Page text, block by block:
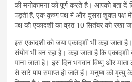
की मनोकामना को पूर्ण करते है। आपको बता दें
पड़ती हैं, एक कृष्ण पक्ष में और दूसरा शुक्ल पक्ष
पक्ष की एकादशी का व्रत 10 सितंबर को रखा
इस एकादशी को जया एकादशी भी कहा जाता
संयोग भी बन रहा है। कहा जाता है कि एकादशी
माना जाता है। इस दिन भगवान विष्णु और माता
से सारे पाप समाप्त हो जाते हैं। मनुष्य को